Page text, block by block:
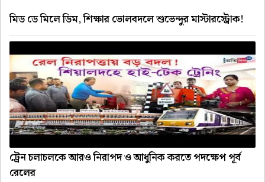
মিড ডে মিলে ডিম, শিক্ষার ভোলবদলে শুভেন্দুর মাস্টারস্ট্রোক!
ট্রেন চলাচলকে আরও নিরাপদ ও আধুনিক করতে পদক্ষেপ পূর্ব
রেলের